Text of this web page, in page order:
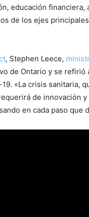
educación financiera,
de los ejes
, Stephen Leece,
de Ontario y se refirió
«La crisis sanitaria,
de innovación y
en cada paso que